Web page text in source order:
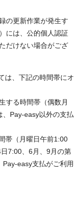
の更新作業が発生す
には、公的個人認証
だけない場合がござ
は、下記の時間帯にオ
する時間帯（偶数月
Pay-easy以外の支払
帯（月曜日午前1:00
7:00、6月、9月の第
easy支払がご利用